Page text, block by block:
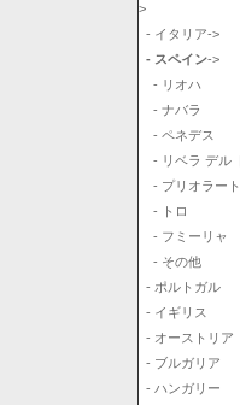
>
- イタリア->
- スペイン->
- リオハ
- ナバラ
- ペネデス
- リベラ デル
- プリオラート
- トロ
- フミーリャ
- その他
- ポルトガル
- イギリス
- オーストリア
- ブルガリア
- ハンガリー